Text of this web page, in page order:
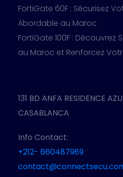
FortiGate 60F : Sécurisez
Abordable au Maroc
FortiGate 100F : Découvrez
au Maroc et Renforcez
131 BD ANFA RESIDENCE
CASABLANCA
Info Contact:
+212- 660487969